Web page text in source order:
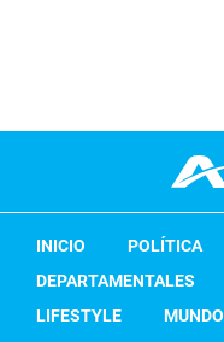
INICIO POLÍTICA
DEPARTAMENTALES
LIFESTYLE
MUNDO